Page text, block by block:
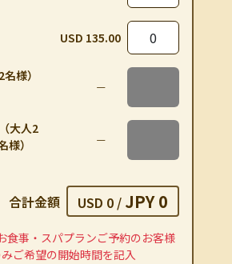
USD 135.00
様）
大人2
様）
合計金額 USD 0 / JPY 0
⾷事・スパプランご予約のお客様
ご希望の開始時間を記⼊